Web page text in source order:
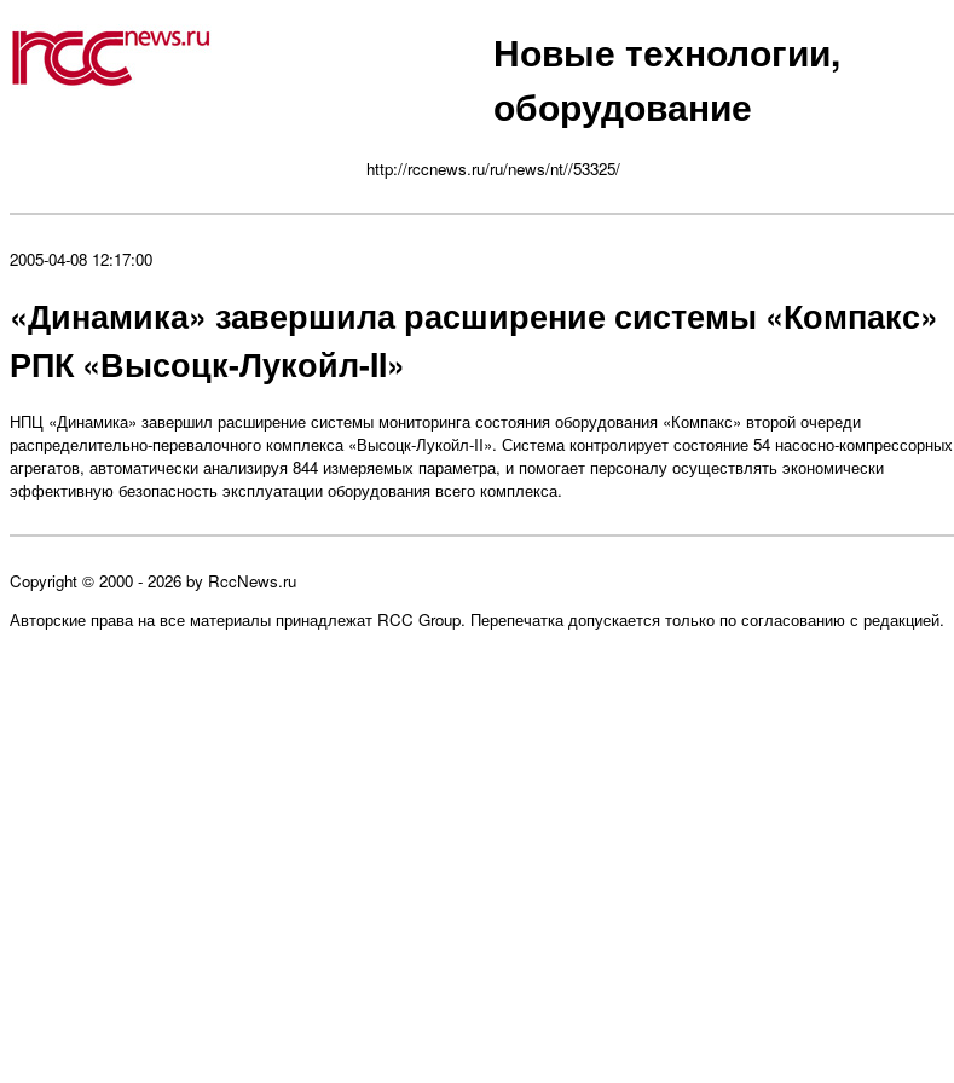
Новые технологии,
оборудование
http://rccnews.ru/ru/news/nt//53325/
2005-04-08 12:17:00
«Динамика» завершила расширение системы «Компакс»
РПК «Высоцк-Лукойл-II»
НПЦ «Динамика» завершил расширение системы мониторинга состояния оборудования «Компакс» второй очереди
распределительно-перевалочного комплекса «Высоцк-Лукойл-II». Система контролирует состояние 54 насосно-компрессорных
агрегатов, автоматически анализируя 844 измеряемых параметра, и помогает персоналу осуществлять экономически
эффективную безопасность эксплуатации оборудования всего комплекса.
Copyright © 2000 - 2026 by RccNews.ru
Авторские права на все материалы принадлежат RCC Group. Перепечатка допускается только по согласованию с редакцией.